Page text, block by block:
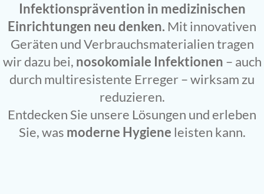
Infektionsprävention in medizinischen
Einrichtungen neu denken. Mit innovativen
Geräten und Verbrauchsmaterialien tragen
wir dazu bei, nosokomiale Infektionen – auch
durch multiresistente Erreger – wirksam zu
reduzieren.
Entdecken Sie unsere Lösungen und erleben
Sie, was moderne Hygiene leisten kann.